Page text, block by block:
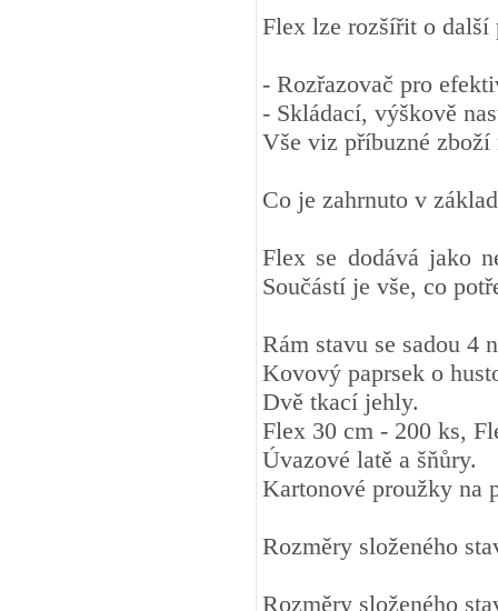
Flex lze rozšířit o
- Rozřazovač pro
- Skládací, výškově
Vše viz příbuzné zboží
Co je zahrnuto v
Flex se dodává jako
Součástí je vše, co
Rám stavu se sadou 4
Kovový paprsek o
Dvě tkací jehly.
Flex 30 cm - 200 ks,
Úvazové latě a šňůry.
Kartonové proužky na
Rozměry složeného
Rozměry složeného